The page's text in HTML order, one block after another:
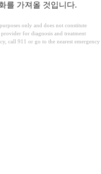
를 가져올 것입니다.
only and does not constitute
for diagnosis and treatment
call 911 or go to the nearest emergency